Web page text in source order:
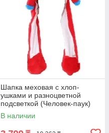
Шапка меховая с хлоп-
ушками и разноцветной
подсветкой (Человек-паук)
В наличии